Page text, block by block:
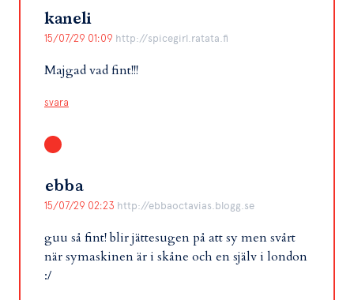
kaneli
15/07/29 01:09 http://spicegirl.ratata.fi
Majgad vad fint!!!
svara
ebba
15/07/29 02:23 http://ebbaoctavias.blogg.se
guu så fint! blir jättesugen på att sy men svårt
när symaskinen är i skåne och en själv i london
:/